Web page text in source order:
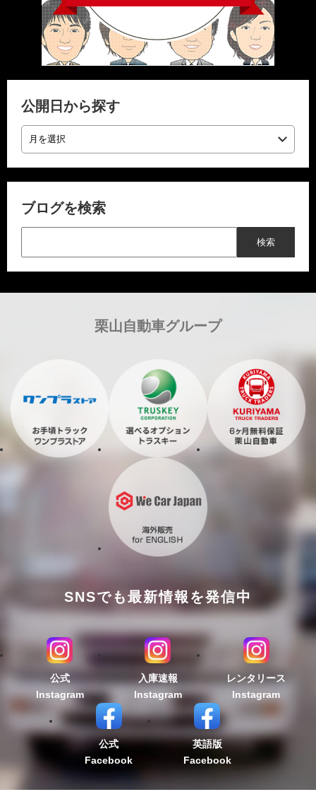
公開日から探す
ブログを検索
栗山自動車グループ
SNSでも最新情報を発信中
公式
Instagram
入庫速報
Instagram
レンタリース
Instagram
公式
Facebook
英語版
Facebook